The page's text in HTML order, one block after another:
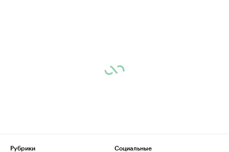
Рубрики
Социальные